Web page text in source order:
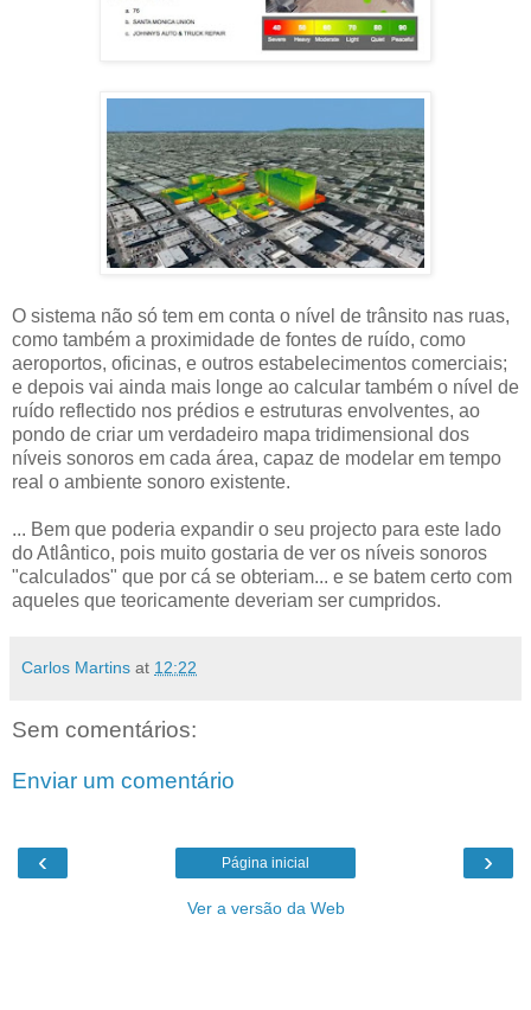
O sistema não só tem em conta o nível de trânsito nas ruas,
como também a proximidade de fontes de ruído, como
aeroportos, oficinas, e outros estabelecimentos comerciais;
e depois vai ainda mais longe ao calcular também o nível de
ruído reflectido nos prédios e estruturas envolventes, ao
pondo de criar um verdadeiro mapa tridimensional dos
níveis sonoros em cada área, capaz de modelar em tempo
real o ambiente sonoro existente.
... Bem que poderia expandir o seu projecto para este lado
do Atlântico, pois muito gostaria de ver os níveis sonoros
"calculados" que por cá se obteriam... e se batem certo com
aqueles que teoricamente deveriam ser cumpridos.
Carlos Martins at 12:22
Sem comentários:
Enviar um comentário
‹ ›
Página inicial
Ver a versão da Web